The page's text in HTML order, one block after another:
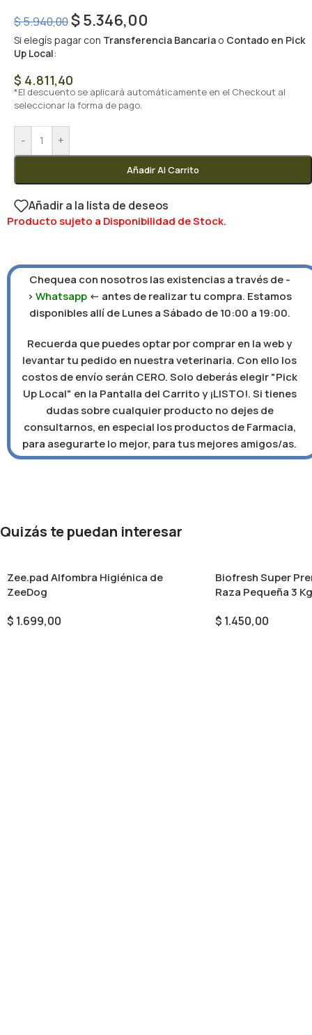
$5.940,00$5.346,00
Si elegís pagar con Transferencia Bancaria o Contado en Pick
Up Local:
$ 4.811,40
*El descuento se aplicará automáticamente en el Checkout al
seleccionar la forma de pago.
- +
Añadir Al Carrito
Añadir a la lista de deseos
Producto sujeto a Disponibilidad de Stock.
Chequea con nosotros las existencias a través de -
>Whatsapp <- antes de realizar tu compra. Estamos
disponibles allí de Lunes a Sábado de 10:00 a 19:00.
Recuerda que puedes optar por comprar en la web y
levantar tu pedido en nuestra veterinaria. Con ello los
costos de envío serán CERO. Solo deberás elegir "Pick
Up Local" en la Pantalla del Carrito y ¡LISTO!. Si tienes
dudas sobre cualquier producto no dejes de
consultarnos, en especial los productos de Farmacia,
para asegurarte lo mejor, para tus mejores amigos/as.
Quizás te puedan interesar
Zee.pad Alfombra Higiénica de
ZeeDog
$ 1.699,00
Biofresh Super
Raza Pequeña 3 Kg
$ 1.450,00